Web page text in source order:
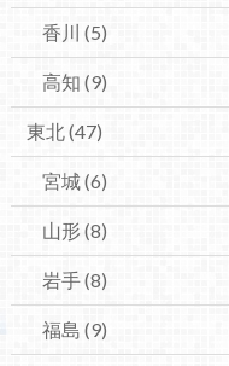
香川 (5)
高知 (9)
東北(47)
宮城(6)
山形(8)
岩手(8)
福島 (9)